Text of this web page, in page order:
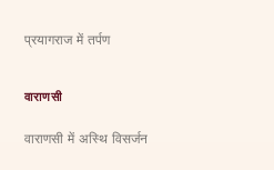
प्रयागराज में तर्पण
वाराणसी
वाराणसी में अस्थि विसर्जन